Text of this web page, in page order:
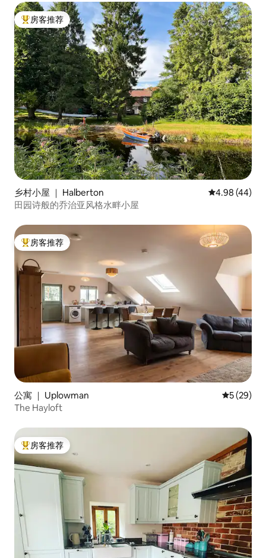
热门「房客推荐」
房客推荐
乡村小屋 ｜ Halberton 平均评分
4.98 (44)
田园诗般的乔治亚风格水畔小屋
热门「房客推荐」
房客推荐
公寓 ｜ Uplowman 平均评分
5 (29)
The Hayloft
热门「房客推荐」
房客推荐